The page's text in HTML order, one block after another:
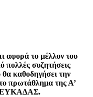
αφορά το μέλλον του
συζητήσεις
θα καθοδηγήσει την
πρωτάθλημα της Α’